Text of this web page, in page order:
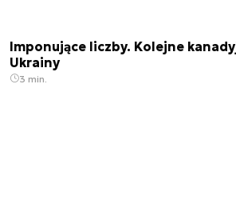
Imponujące liczby. Kolejne
Ukrainy
3 min.